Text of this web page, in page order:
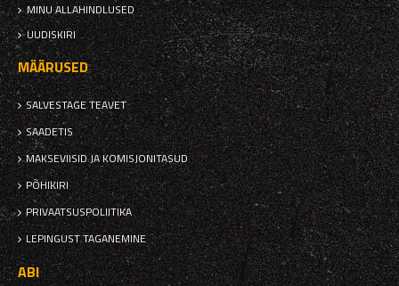
MINU ALLAHINDLUSED
UUDISKIRI
MÄÄRUSED
SALVESTAGE TEAVET
SAADETIS
MAKSEVIISID JA KOMISJONITASUD
PÕHIKIRI
PRIVAATSUSPOLIITIKA
LEPINGUST TAGANEMINE
ABI